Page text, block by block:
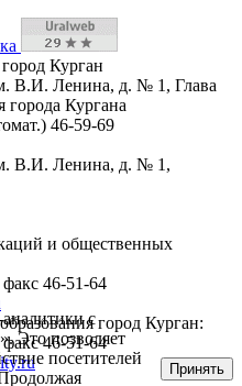
Курган
В.И. Ленина, д. № 1, Глава
города Кургана
46-59-69
В.И. Ленина, д. № 1,
и общественных
46-51-64
город Курган:
факс 46-51-64
с
Это позволяет
посетителей
Принять